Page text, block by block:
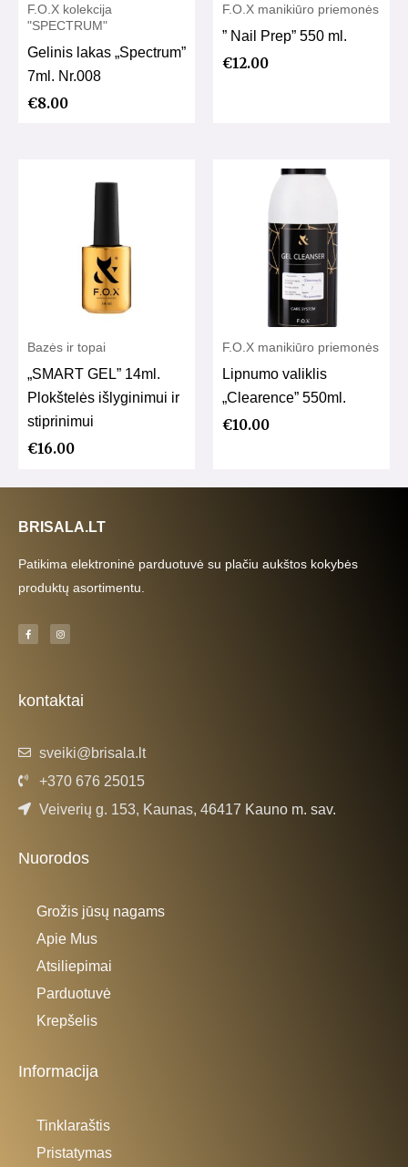
F.O.X kolekcija
"SPECTRUM"
Gelinis lakas „Spectrum”
7ml. Nr.008
€8.00
F.O.X manikiūro priemonės
” Nail Prep” 550 ml.
€12.00
Bazės ir topai
„SMART GEL” 14ml.
Plokštelės išlyginimui ir
stiprinimui
€16.00
F.O.X manikiūro priemonės
Lipnumo valiklis
„Clearence” 550ml.
€10.00
BRISALA.LT
Patikima elektroninė parduotuvė su plačiu aukštos kokybės
produktų asortimentu.
F
a
c
-
f
I
n
s
m
kontaktai
sveiki@brisala.lt
+370 676 25015
Veiverių g. 153, Kaunas, 46417 Kauno m. sav.
Nuorodos
Grožis jūsų nagams
Apie Mus
Atsiliepimai
Parduotuvė
Krepšelis
Informacija
Tinklaraštis
Pristatymas